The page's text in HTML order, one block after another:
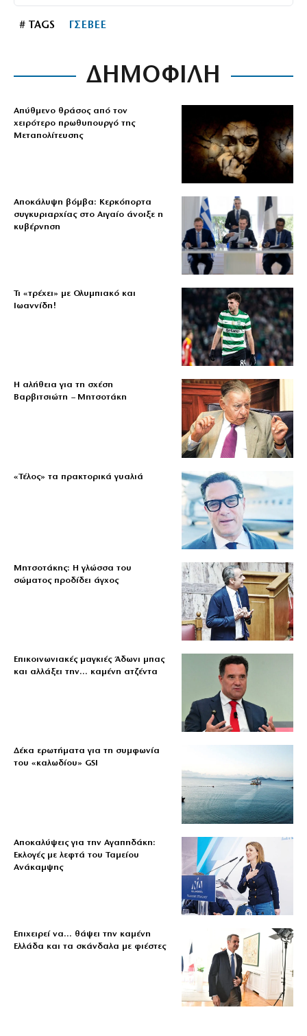
# TAGS ΓΣΕΒΕΕ
ΔΗΜΟΦΙΛΗ
Απύθμενο θράσος από τον
χειρότερο πρωθυπουργό της
Μεταπολίτευσης
Αποκάλυψη βόμβα: Κερκόπορτα
συγκυριαρχίας στο Αιγαίο άνοιξε η
κυβέρνηση
Τι «τρέχει» με Ολυμπιακό και
Ιωαννίδη!
Η αλήθεια για τη σχέση
Βαρβιτσιώτη – Μητσοτάκη
«Τέλος» τα πρακτορικά γυαλιά
Μητσοτάκης: Η γλώσσα του
σώματος προδίδει άγχος
Επικοινωνιακές μαγκιές Άδωνι μπας
και αλλάξει την… καμένη ατζέντα
Δέκα ερωτήματα για τη συμφωνία
του «καλωδίου» GSI
Αποκαλύψεις για την Αγαπηδάκη:
Εκλογές με λεφτά του Ταμείου
Ανάκαμψης
Επιχειρεί να… θάψει την καμένη
Ελλάδα και τα σκάνδαλα με φιέστες